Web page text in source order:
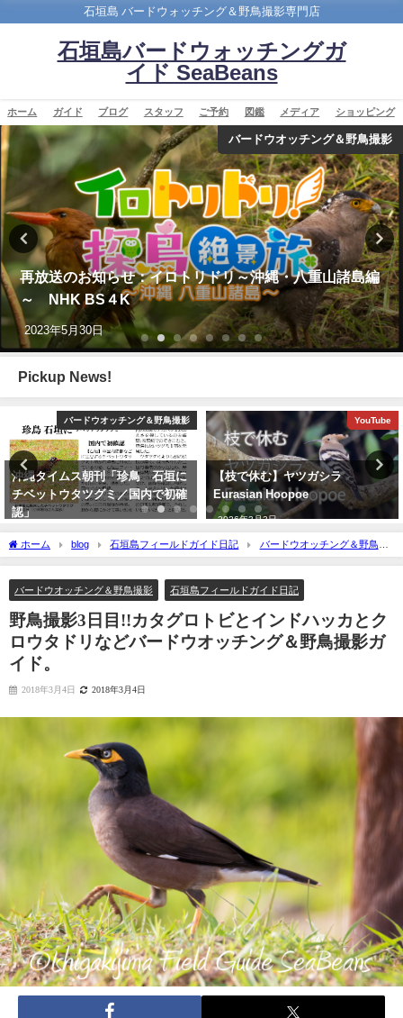
石垣島 バードウォッチング＆野鳥撮影専門店
石垣島バードウォッチングガ
イド SeaBeans
ホーム ガイド ブログ スタッフ ご予約 図鑑 メディア ショッピング
バードウオッチング＆野鳥撮影
沖縄タイムス朝刊「珍鳥 石垣にチベットウタツグミ／
国内で初確認」
2020年2月21日
Pickup News!
YouTube
【枝で休む】ヤツガシラ
Eurasian Hoopoe
2026年3月3日
YouTube
【日本初記録種（２例目）】 石垣
島初記録 ニシブッポウソウ
European roller
ホーム blog 石垣島フィールドガイド日記
バードウオッチング＆野鳥撮
影
野鳥撮影3日目!!カタグロトビとインドハッカとクロウタドリなどバードウオッ
バードウオッチング＆野鳥撮影
石垣島フィールドガイド日記
野鳥撮影3日目!!カタグロトビとインドハッカとク
ロウタドリなどバードウオッチング＆野鳥撮影ガ
イド。
2018年3月4日 2018年3月4日